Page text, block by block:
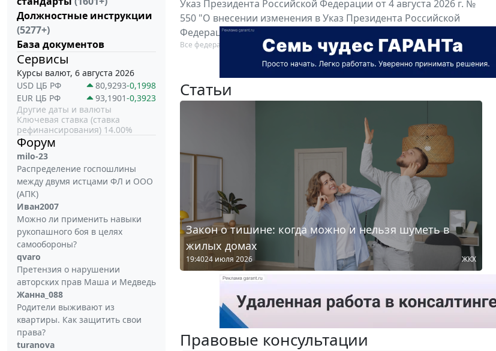
Должностные инструкции
(5277+)
База документов
Сервисы
Курсы валют, 6 августа 2026
USD ЦБ РФ
80,9293-0,1998
EUR ЦБ РФ
93,1901-0,3923
Другие даты и валюты
Ключевая ставка (ставка
рефинансирования) 14.00%
Форум
milo-23
Распределение госпошлины
между двумя истцами ФЛ и ООО
(АПК)
Иван2007
Можно ли применить навыки
рукопашного боя в целях
самообороны?
qvaro
Претензия о нарушении
авторских прав Маша и Медведь
Жанна_088
Родители выживают из
квартиры. Как защитить свои
права?
turanova
Указ Президента Российской Федерации от 4 августа 2026 г. №
550 "О внесении изменения в Указ Президента Российской
Федерации от 5 марта 2022 г. № 95 "О...
Все федеральные документы
Статьи
Закон о тишине: когда можно и нельзя шуметь в
жилых домах
19:4024 июля 2026 ЖКХ
Правовые консультации